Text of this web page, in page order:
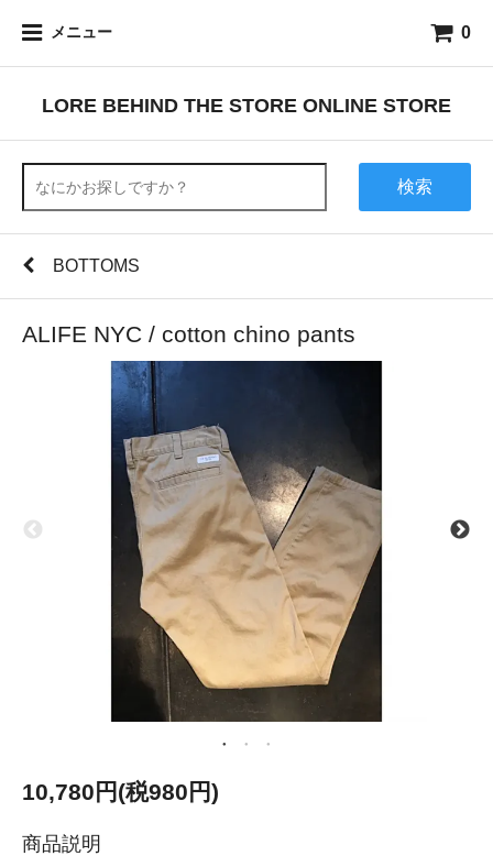
メニュー 0
LORE BEHIND THE STORE ONLINE STORE
検索
BOTTOMS
ALIFE NYC / cotton chino pants
10,780円(税980円)
商品説明